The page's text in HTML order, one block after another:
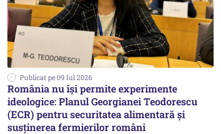
Publicat pe 09 Iul 2026
România nu își permite experimente
ideologice: Planul Georgianei Teodorescu
(ECR) pentru securitatea alimentară și
susținerea fermierilor români